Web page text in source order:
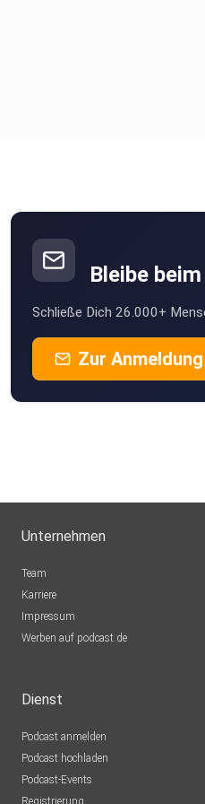
Bleibe
Schließe Dich 26.000+
Zur Anmeldung
Unternehmen
Team
Karriere
Impressum
Werben auf podcast.de
Dienst
Podcast anmelden
Podcast hochladen
Podcast-Events
Registrierung